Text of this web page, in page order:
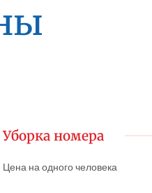
Уборка номера
Цена на одного человека